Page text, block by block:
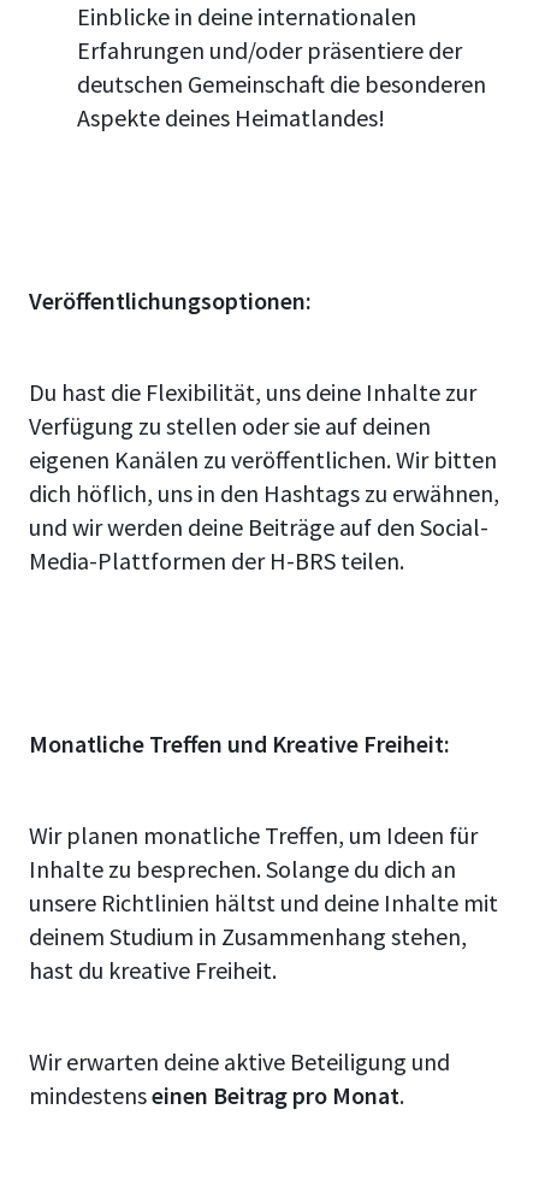
Einblicke in deine internationalen
Erfahrungen und/oder präsentiere der
deutschen Gemeinschaft die besonderen
Aspekte deines Heimatlandes!
Veröffentlichungsoptionen:
Du hast die Flexibilität, uns deine Inhalte zur
Verfügung zu stellen oder sie auf deinen
eigenen Kanälen zu veröffentlichen. Wir bitten
dich höflich, uns in den Hashtags zu erwähnen,
und wir werden deine Beiträge auf den Social-
Media-Plattformen der H-BRS teilen.
Monatliche Treffen und Kreative Freiheit:
Wir planen monatliche Treffen, um Ideen für
Inhalte zu besprechen. Solange du dich an
unsere Richtlinien hältst und deine Inhalte mit
deinem Studium in Zusammenhang stehen,
hast du kreative Freiheit.
Wir erwarten deine aktive Beteiligung und
mindestenseinen Beitrag pro Monat.